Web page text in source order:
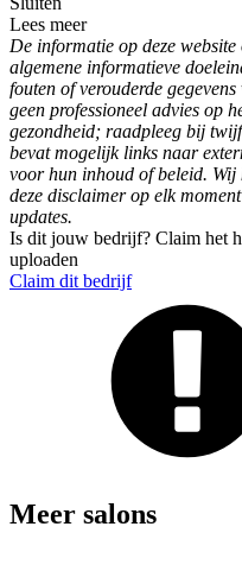
Lees meer
De informatie op deze
algemene informatieve
fouten of verouderde
geen professioneel advies op
gezondheid; raadpleeg bij
bevat mogelijk links naar
voor hun inhoud of beleid. Wij
deze disclaimer op elk
updates.
Is dit jouw bedrijf? Claim het
uploaden
Claim dit bedrijf
Meer salons